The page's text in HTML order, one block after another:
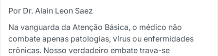
Por Dr. Alain Leon Saez
Na vanguarda da Atenção Básica, o médico não
combate apenas patologias, vírus ou enfermidades
crônicas. Nosso verdadeiro embate trava-se